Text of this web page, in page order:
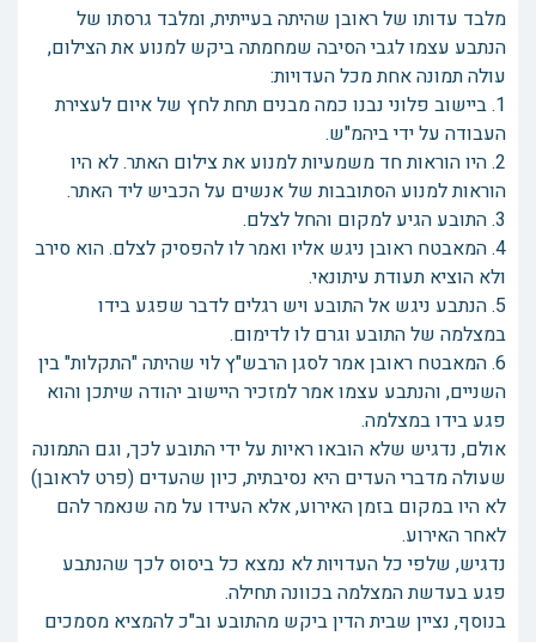
מלבד עדותו של ראובן שהיתה בעייתית, ומלבד גרסתו של
הנתבע עצמו לגבי הסיבה שמחמתה ביקש למנוע את הצילום,
עולה תמונה אחת מכל העדויות:
1. ביישוב פלוני נבנו כמה מבנים תחת לחץ של איום לעצירת
העבודה על ידי ביהמ"ש.
2. היו הוראות חד משמעיות למנוע את צילום האתר. לא היו
הוראות למנוע הסתובבות של אנשים על הכביש ליד האתר.
3. התובע הגיע למקום והחל לצלם.
4. המאבטח ראובן ניגש אליו ואמר לו להפסיק לצלם. הוא סירב
ולא הוציא תעודת עיתונאי.
5. הנתבע ניגש אל התובע ויש רגלים לדבר שפגע בידו
במצלמה של התובע וגרם לו לדימום.
6. המאבטח ראובן אמר לסגן הרבש"ץ לוי שהיתה "התקלות" בין
השניים, והנתבע עצמו אמר למזכיר היישוב יהודה שיתכן והוא
פגע בידו במצלמה.
אולם, נדגיש שלא הובאו ראיות על ידי התובע לכך, וגם התמונה
שעולה מדברי העדים היא נסיבתית, כיון שהעדים (פרט לראובן)
לא היו במקום בזמן האירוע, אלא העידו על מה שנאמר להם
לאחר האירוע.
נדגיש, שלפי כל העדויות לא נמצא כל ביסוס לכך שהנתבע
פגע בעדשת המצלמה בכוונה תחילה.
בנוסף, נציין שבית הדין ביקש מהתובע וב"כ להמציא מסמכים